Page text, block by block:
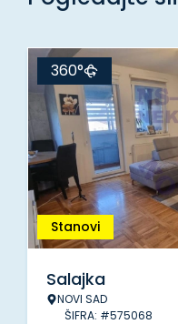
Stanovi
360°
Salajka
NOVI SAD
ŠIFRA: #575068